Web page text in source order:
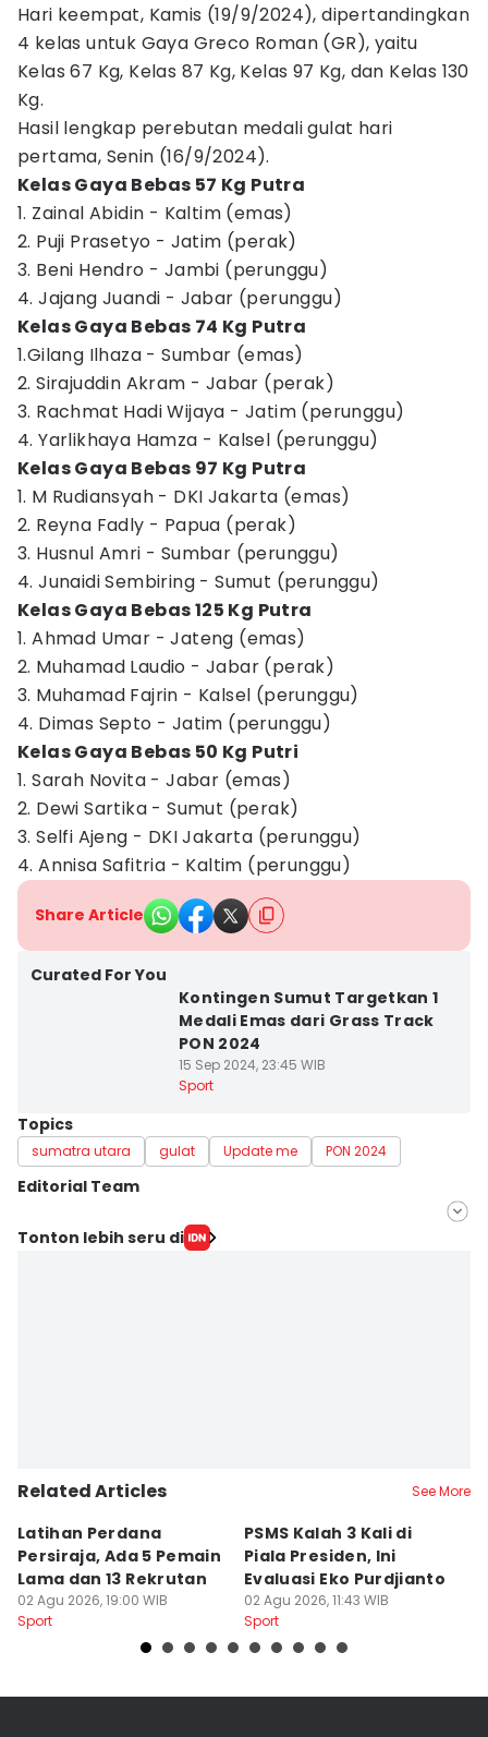
Hari keempat, Kamis (19/9/2024), dipertandingkan
4 kelas untuk Gaya Greco Roman (GR), yaitu
Kelas 67 Kg, Kelas 87 Kg, Kelas 97 Kg, dan Kelas 130
Kg.
Hasil lengkap perebutan medali gulat hari
pertama, Senin (16/9/2024).
Kelas Gaya Bebas 57 Kg Putra
1. Zainal Abidin - Kaltim (emas)
2. Puji Prasetyo - Jatim (perak)
3. Beni Hendro - Jambi (perunggu)
4. Jajang Juandi - Jabar (perunggu)
Kelas Gaya Bebas 74 Kg Putra
1.Gilang Ilhaza - Sumbar (emas)
2. Sirajuddin Akram - Jabar (perak)
3. Rachmat Hadi Wijaya - Jatim (perunggu)
4. Yarlikhaya Hamza - Kalsel (perunggu)
Kelas Gaya Bebas 97 Kg Putra
1. M Rudiansyah - DKI Jakarta (emas)
2. Reyna Fadly - Papua (perak)
3. Husnul Amri - Sumbar (perunggu)
4. Junaidi Sembiring - Sumut (perunggu)
Kelas Gaya Bebas 125 Kg Putra
1. Ahmad Umar - Jateng (emas)
2. Muhamad Laudio - Jabar (perak)
3. Muhamad Fajrin - Kalsel (perunggu)
4. Dimas Septo - Jatim (perunggu)
Kelas Gaya Bebas 50 Kg Putri
1. Sarah Novita - Jabar (emas)
2. Dewi Sartika - Sumut (perak)
3. Selfi Ajeng - DKI Jakarta (perunggu)
4. Annisa Safitria - Kaltim (perunggu)
Share Article
Curated For You
Kontingen Sumut Targetkan 1
Medali Emas dari Grass Track
PON 2024
15 Sep 2024, 23:45 WIB
Sport
Topics
sumatra utara gulat Update me PON 2024
Editorial Team
Editor
Tonton lebih seru di
Related Articles See More
Latihan Perdana
Persiraja, Ada 5 Pemain
Lama dan 13 Rekrutan
02 Agu 2026, 19:00 WIB
Sport
PSMS Kalah 3 Kali di
Piala Presiden, Ini
Evaluasi Eko Purdjianto
02 Agu 2026, 11:43 WIB
Sport